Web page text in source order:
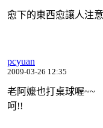
愈下的東西愈讓人注意
pcyuan
2009-03-26 12:35
老阿嬤也打桌球喔~~
呵!!